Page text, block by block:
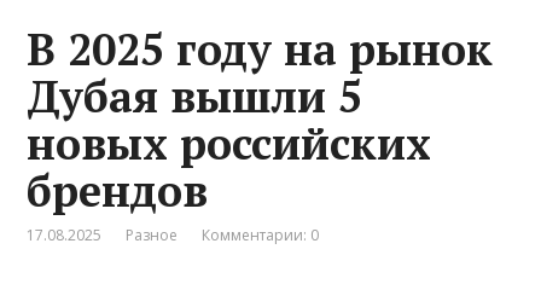
В 2025 году на рынок
Дубая вышли 5
новых российских
брендов
17.08.2025 Разное Комментарии: 0